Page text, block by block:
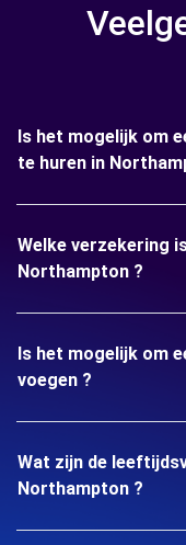
Is het mogelijk om
te huren in
Welke verzekering
Northampton ?
Is het mogelijk om
voegen ?
Wat zijn de
Northampton ?